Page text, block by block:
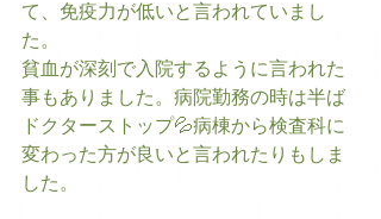
て、免疫力が低いと言われていまし
た。
貧血が深刻で入院するように言われた
事もありました。病院勤務の時は半ば
ドクターストップ💦病棟から検査科に
変わった方が良いと言われたりもしま
した。